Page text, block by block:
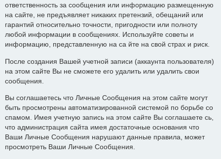
ответственность за сообщения или информацию размещенную
на сайте, не предъявляет никаких претензий, обещаний или
гарантий относительно точности, пригодности или полноту
любой информации в сообщениях. Используйте советы и
информацию, представленную на са йте на свой страх и риск.
После создания Вашей учетной записи (аккаунта пользователя)
на этом сайте Вы не сможете его удалить или удалить свои
сообщения.
Вы соглашаетесь что Личные Сообщения на этом сайте могут
быть просмотрены автоматизированной системой по борьбе со
спамом. Имея учетную запись на этом сайте Вы соглашаете сь,
что администрация сайта имея достаточные основания что
Ваши Личные Сообщения нарушают данные правила, может
просмотреть Ваши Личные Сообщения.